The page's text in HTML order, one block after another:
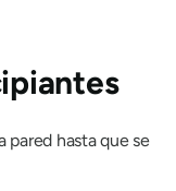
hasta que se